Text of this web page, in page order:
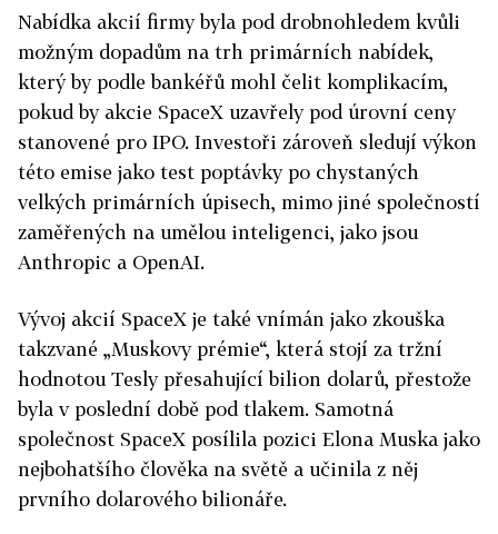
Nabídka akcií firmy byla pod drobnohledem kvůli
možným dopadům na trh primárních nabídek,
který by podle bankéřů mohl čelit komplikacím,
pokud by akcie SpaceX uzavřely pod úrovní ceny
stanovené pro IPO. Investoři zároveň sledují výkon
této emise jako test poptávky po chystaných
velkých primárních úpisech, mimo jiné společností
zaměřených na umělou inteligenci, jako jsou
Anthropic a OpenAI.
Vývoj akcií SpaceX je také vnímán jako zkouška
takzvané „Muskovy prémie“, která stojí za tržní
hodnotou Tesly přesahující bilion dolarů, přestože
byla v poslední době pod tlakem. Samotná
společnost SpaceX posílila pozici Elona Muska jako
nejbohatšího člověka na světě a učinila z něj
prvního dolarového bilionáře.